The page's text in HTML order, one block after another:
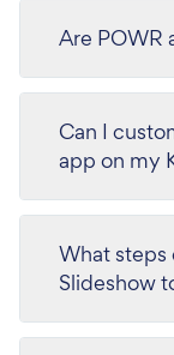
Are POWR
Can I
app on my
What steps
Slideshow